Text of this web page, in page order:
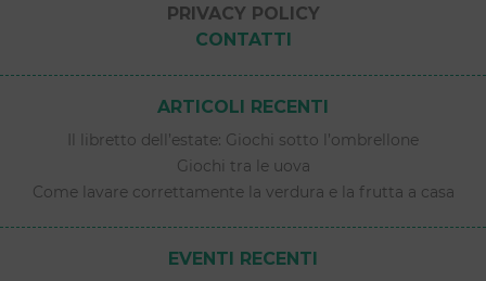
PRIVACY POLICY
CONTATTI
ARTICOLI RECENTI
Il libretto dell’estate: Giochi sotto l’ombrellone
Giochi tra le uova
Come lavare correttamente la verdura e la frutta a casa
EVENTI RECENTI